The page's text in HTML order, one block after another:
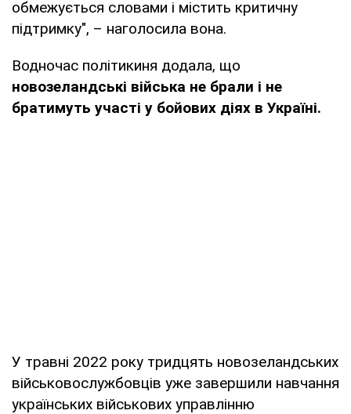
обмежується словами і містить критичну
підтримку", – наголосила вона.
Водночас політикиня додала, що
новозеландські війська не брали і не
братимуть участі у бойових діях в Україні.
У травні 2022 року тридцять новозеландських
військовослужбовців уже завершили навчання
українських військових управлінню